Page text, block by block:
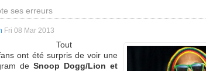
ses erreurs
Fri 08 Mar 2013
Tout
ont été surpris de voir une
de Snoop Dogg/Lion et